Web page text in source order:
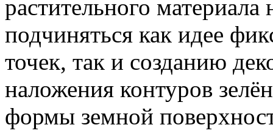
растительного
подчиняться как идее
точек, так и созданию
наложения контуров
формы земной